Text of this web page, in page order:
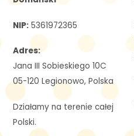
NIP: 5361972365
Adres:
Jana III Sobieskiego 10C
05-120 Legionowo, Polska
Działamy na terenie całej
Polski.